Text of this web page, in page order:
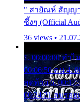
" สายัณห์ สัญญา
ซึ้งๆ (Official
36 views •
1. 00:00:00 ทำ
00:06:50 คน 4.
สุดท้าย 6.
00:24:21 ลบรอ